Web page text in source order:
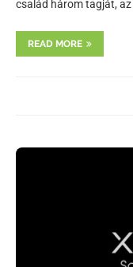
család három tagját,
READ MORE